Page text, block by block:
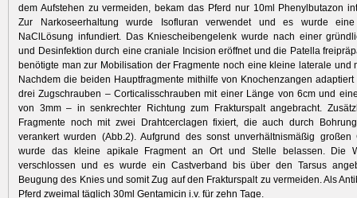
dem Aufstehen zu vermeiden, bekam das Pferd nur 10ml Phenylbutazon
Zur Narkoseerhaltung wurde Isofluran verwendet und es wurde eine
NaClLösung infundiert. Das Kniescheibengelenk wurde nach einer
und Desinfektion durch eine craniale Incision eröffnet und die Patella
benö­tigte man zur Mobilisation der Fragmente noch eine kleine laterale und
Nachdem die beiden Hauptfragmente mithilfe von Knochenzangen
drei Zugschrauben – Corticalisschrauben mit einer Länge von 6cm und
von 3mm – in senkrechter Richtung zum Frakturspalt angebracht.
Fragmente noch mit zwei Drahtcerclagen fixiert, die auch durch
verankert wurden (Abb.2). Aufgrund des sonst unverhältnismäßig großen
wurde das kleine apikale Fragment an Ort und Stelle belassen. Die
verschlossen und es wurde ein Castverband bis über den Tarsus
Beugung des Knies und somit Zug auf den Frakturspalt zu vermeiden. Als
Pferd zweimal täglich 30ml Gentamicin i.v. für zehn Tage.